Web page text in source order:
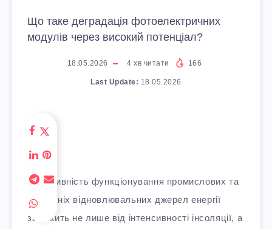
Що таке деградація фотоелектричних
модулів через високий потенціал?
18.05.2026 4 хв читати 166
Last Update: 18.05.2026
Ефективність функціонування промислових та
домашніх відновлювальних джерел енергії
залежить не лише від інтенсивності інсоляції, а